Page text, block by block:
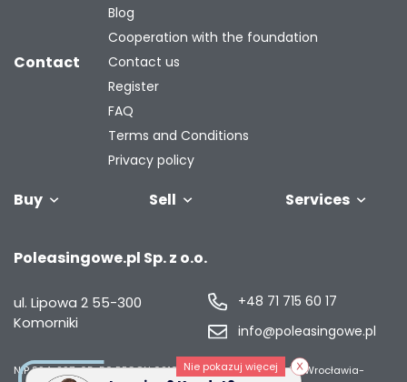
Nie pokazuj więcej
Buy Sell
your fleet
Services
Blog
Cooperation with the foundation
Contact
Contact us
Register
FAQ
Terms and Conditions
Privacy policy
Poleasingowe.pl Sp. z o.o.
ul. Lipowa 2 55-300
Komorniki
+48 71 715 60 17
info@poleasingowe.pl
NIP 894-297-65-50REGON 021014968Sąd Rejonowy dla Wrocławia-